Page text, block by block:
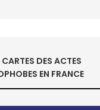
DES ACTES
EN FRANCE